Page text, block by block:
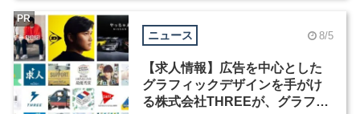
ニュース 8/5
【求人情報】広告を中心とした
グラフィックデザインを手がけ
る株式会社THREEが、グラフィ
PR